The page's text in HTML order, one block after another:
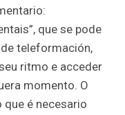
que se pode
teleformación,
ritmo e acceder
momento. O
é necesario